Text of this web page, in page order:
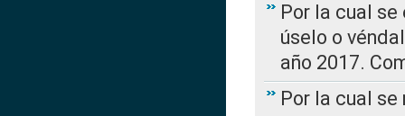
Por la cual
úselo o
año 2017.
Por la cual se